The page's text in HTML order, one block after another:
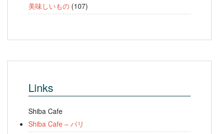
美味しいもの (107)
Links
Shiba Cafe
Shiba Cafe – パリ